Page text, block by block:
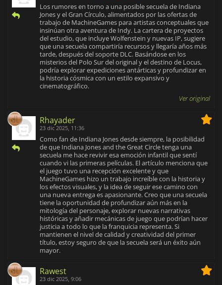
Los rumores en torno a una posible secuela de Indiana
Jones y el Gran Círculo, alimentados por las ofertas de
trabajo de MachineGames para artistas conceptuales que
insinúan otra aventura de Indy. La cartera de proyectos
del estudio, que incluye Wolfenstein y nuevas IP, sugiere
que una secuela compartiría recursos y llegaría años más
tarde, después del soporte DLC. Basándose en los
misterios del Polo Sur del original y el destino de Locus,
podría explorar expediciones antárticas y profundizar en
la historia cósmica con un estilo expansivo y
cinematográfico.
Ver original
Rhayader
23 dic 2025, 11:36
Como fan de Indiana Jones desde siempre, la posibilidad
de que Indiana Jones and the Great Circle tenga una
secuela me hace revivir esa emoción infantil que sentí
cuando vi las primeras películas. El artículo menciona que
el juego tuvo una recepción excelente y que
MachineGames hizo un trabajo increíble con la historia y
los efectos visuales, y la idea de seguir ese camino con
una nueva entrega es apasionante. Creo que una secuela
tiene la oportunidad de profundizar aún más en la
mitología del personaje, explorar nuevas narrativas
históricas y añadir mecánicas de juego que podrían hacer
justicia a todo lo que la franquicia representa. Si
mantienen el nivel de calidad y creatividad del primer
título, estoy seguro de que la secuela será un éxito aún
mayor.
Rawest
23 dic 2025, 9:06